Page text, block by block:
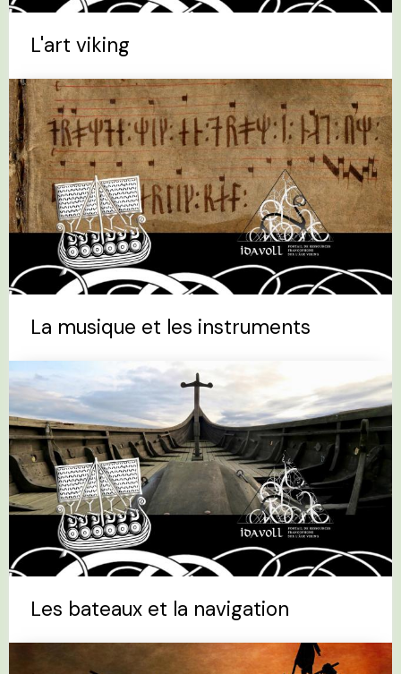
L'art viking
La musique et les instruments
Les bateaux et la navigation